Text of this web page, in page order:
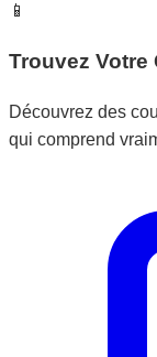
📱
Trouvez Votre
Découvrez des
qui comprend